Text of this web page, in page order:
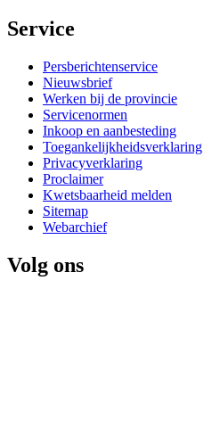
Service
Persberichtenservice
Nieuwsbrief
Werken bij de provincie
Servicenormen
Inkoop en aanbesteding
Toegankelijkheidsverklaring
Privacyverklaring
Proclaimer
Kwetsbaarheid melden
Sitemap
Webarchief
Volg ons